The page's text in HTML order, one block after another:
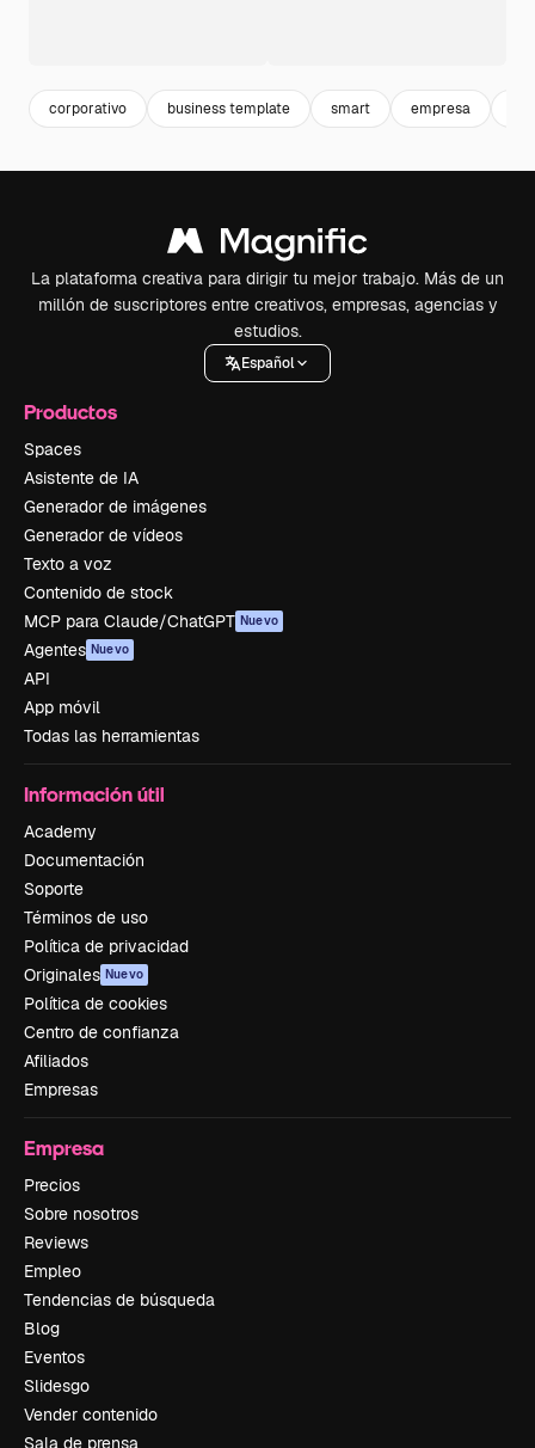
corporativo business template smart empresa
La plataforma creativa para dirigir tu mejor trabajo. Más de un
millón de suscriptores entre creativos, empresas, agencias y
estudios.
Español
Productos
Spaces
Asistente de IA
Generador de imágenes
Generador de vídeos
Texto a voz
Contenido de stock
MCP para Claude/ChatGPT Nuevo
Agentes Nuevo
API
App móvil
Todas las herramientas
Información útil
Academy
Documentación
Soporte
Términos de uso
Política de privacidad
Originales Nuevo
Política de cookies
Centro de confianza
Afiliados
Empresas
Empresa
Precios
Sobre nosotros
Reviews
Empleo
Tendencias de búsqueda
Blog
Eventos
Slidesgo
Vender contenido
Sala de prensa